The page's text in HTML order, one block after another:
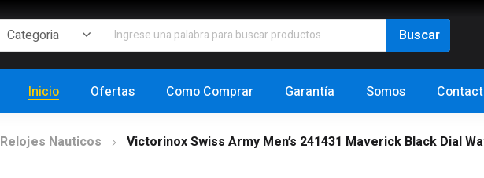
Inicio Ofertas Como Comprar Garantía Somos
Relojes Nauticos Victorinox Swiss Army Men’s 241431 Maverick Black Dial